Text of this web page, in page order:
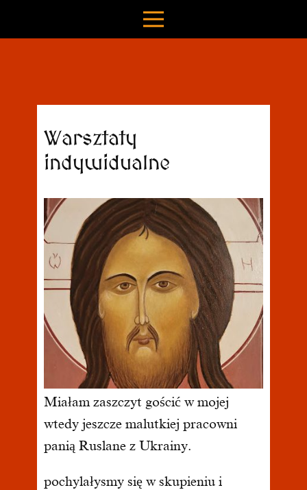
Warsztaty
indywidualne
Miałam zaszczyt gościć w mojej
wtedy jeszcze malutkiej pracowni
panią Ruslane z Ukrainy.
pochylałysmy się w skupieniu i